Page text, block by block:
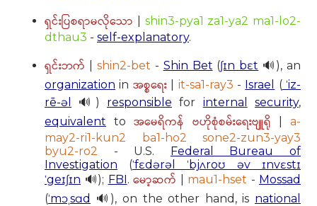
ရှင်းပြစရာမလိုသော
shin3-pya1 za1-ya2 ma1-lo2-
dthau3 - self-explanatory.
ရှင်းဘက် shin2-bet - Shin Bet (ʃɪn bɛt 🔊), an
organization in အစ္စရေး| it-sa1-ray3 - Israel (ˈiz-
rē-əl
🔊) responsible for internal security,
equivalent toအမေရိကန် ဗဟိုစုံစမ်းရေးဗျူရို |a-
may2-ri1-kun2 ba1-ho2 sone2-zun3-yay3
byu2-ro2
- U.S. Federal Bureau of
Investigation (ˈfɛdərəl ˈbjʌroʊ əv ɪnvɛstɪ
ˈgeɪʃɪn 🔊); FBI. မော့ဆက် mau1-hset - Mossad
(ˈmɔˌsɑd 🔊), on the other hand, is national